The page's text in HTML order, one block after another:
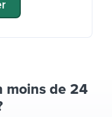
moins de 24